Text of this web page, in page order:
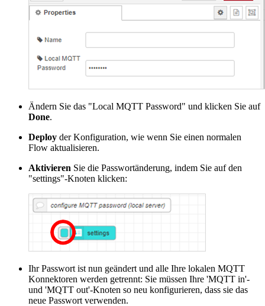
Ändern Sie das "Local MQTT Password" und klicken Sie auf
Done.
Deploy der Konfiguration, wie wenn Sie einen normalen
Flow aktualisieren.
Aktivieren Sie die Passwortänderung, indem Sie auf den
"settings"-Knoten klicken:
Ihr Passwort ist nun geändert und alle Ihre lokalen MQTT
Konnektoren werden getrennt: Sie müssen Ihre 'MQTT in'-
und 'MQTT out'-Knoten so neu konfigurieren, dass sie das
neue Passwort verwenden.